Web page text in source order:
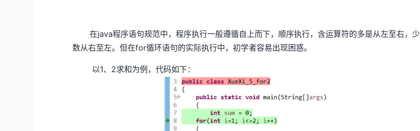
在java程序语句规范中，程序执行一般遵循自上而下，顺序执行，含运算符的多是从左至右，少
数从右至左。但在for循环语句的实际执行中，初学者容易出现困惑。
以1、2求和为例，代码如下：